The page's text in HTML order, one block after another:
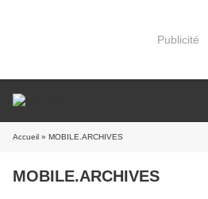
Publicité
Accueil » MOBILE.ARCHIVES
MOBILE.ARCHIVES